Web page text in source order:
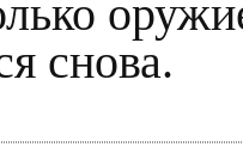
снова.